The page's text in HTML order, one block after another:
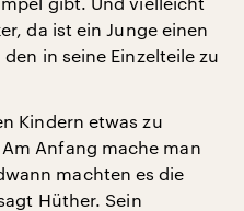
da ist ein Junge einen
in seine Einzelteile zu
Kindern etwas zu
Anfang mache man
machten es die
Hüther. Sein